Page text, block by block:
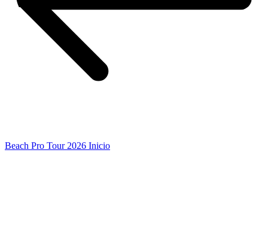
Beach Pro Tour 2026 Inicio